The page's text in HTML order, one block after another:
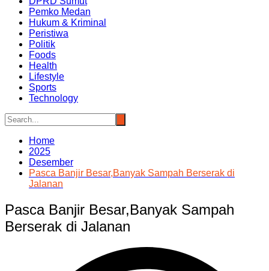
Pemko Medan
Hukum & Kriminal
Peristiwa
Politik
Foods
Health
Lifestyle
Sports
Technology
Home
2025
Desember
Pasca Banjir Besar,Banyak Sampah Berserak di
Jalanan
Pasca Banjir Besar,Banyak Sampah
Berserak di Jalanan